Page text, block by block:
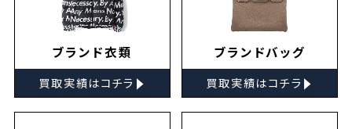
ブランド衣類
買取実績はコチラ ▸
ブランドバッグ
買取実績はコチラ ▸